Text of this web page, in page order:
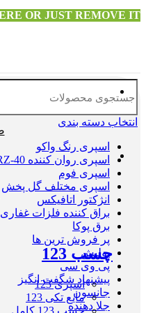
OR JUST REMOVE IT…
انتخاب دسته بندی
اسپری رنگ واکو
اسپری روان کننده RZ-40
اسپری فوم
اسپری مختلف گل پخش
انژکتور اتافیکس
براق کننده فلزات غفاری
برق پوکا
پر فروش ترین ها
پولیش
پی وی سی
پیشنهاد شگفت انگیز
جانسون
جلا دهنده
چسب 123
اسپری 123
مایع تکی 123
چسب 123 کامل